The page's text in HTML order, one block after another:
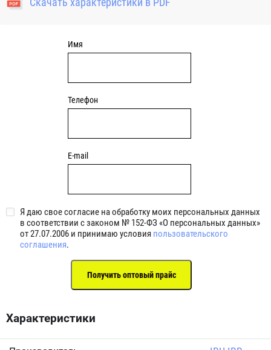
смазывается через специальный фиттинг (тавотницу)
Имя
Телефон
E-mail
Я даю свое согласие на обработку моих персональных данных
в соответствии с законом № 152-ФЗ «О персональных данных»
от 27.07.2006 и принимаю условия пользовательского
соглашения.
Характеристики